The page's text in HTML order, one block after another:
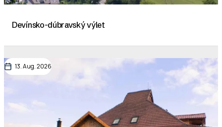
Devínsko-dúbravský výlet
13. Aug. 2026